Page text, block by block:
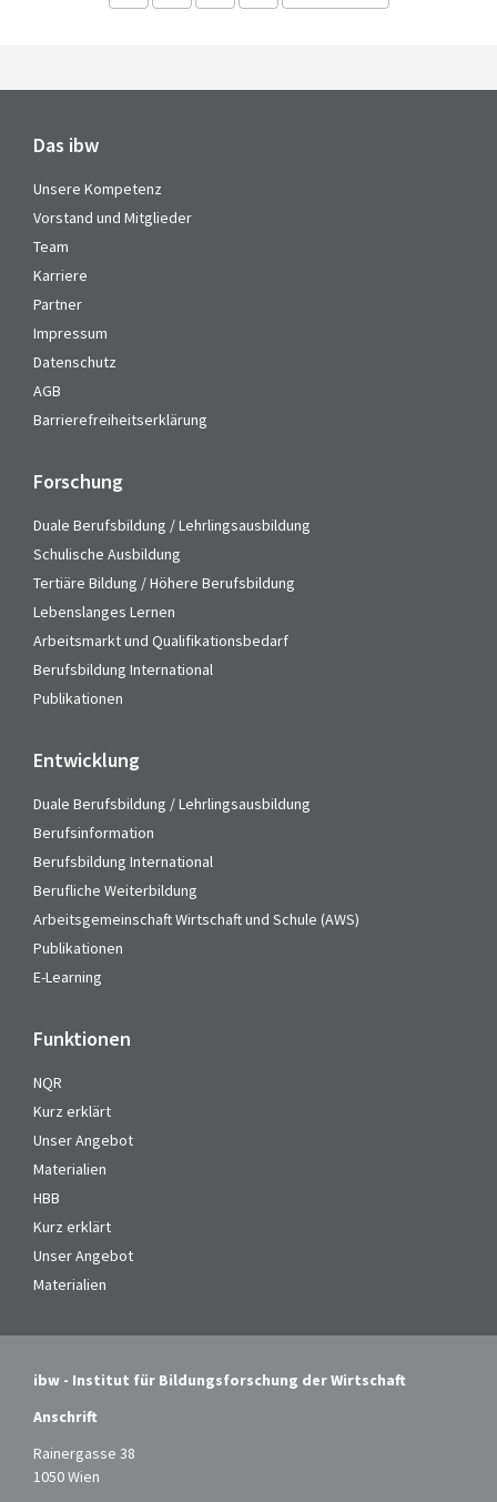
Das ibw
Unsere Kompetenz
Vorstand und Mitglieder
Team
Karriere
Partner
Impressum
Datenschutz
AGB
Barrierefreiheitserklärung
Forschung
Duale Berufsbildung / Lehrlingsausbildung
Schulische Ausbildung
Tertiäre Bildung / Höhere Berufsbildung
Lebenslanges Lernen
Arbeitsmarkt und Qualifikationsbedarf
Berufsbildung International
Publikationen
Entwicklung
Duale Berufsbildung / Lehrlingsausbildung
Berufsinformation
Berufsbildung International
Berufliche Weiterbildung
Arbeitsgemeinschaft Wirtschaft und Schule (AWS)
Publikationen
E-Learning
Funktionen
NQR
Kurz erklärt
Unser Angebot
Materialien
HBB
Kurz erklärt
Unser Angebot
Materialien
ibw - Institut für Bildungsforschung der Wirtschaft
Anschrift
Rainergasse 38
1050 Wien